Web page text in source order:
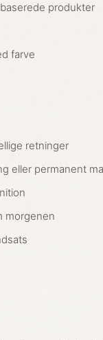
produkter
farve
retninger
eller permanent
morgenen